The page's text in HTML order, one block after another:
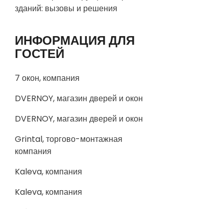
зданий: вызовы и решения
ИНФОРМАЦИЯ ДЛЯ
ГОСТЕЙ
7 окон, компания
DVERNOY, магазин дверей и окон
DVERNOY, магазин дверей и окон
Grintal, торгово-монтажная
компания
Kaleva, компания
Kaleva, компания